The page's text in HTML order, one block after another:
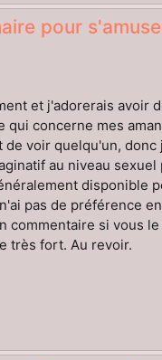
pour
et j'adorerais avoir
qui concerne mes
voir quelqu'un, donc
au niveau sexuel
disponible
pas de préférence
commentaire si vous
très fort. Au revoir.